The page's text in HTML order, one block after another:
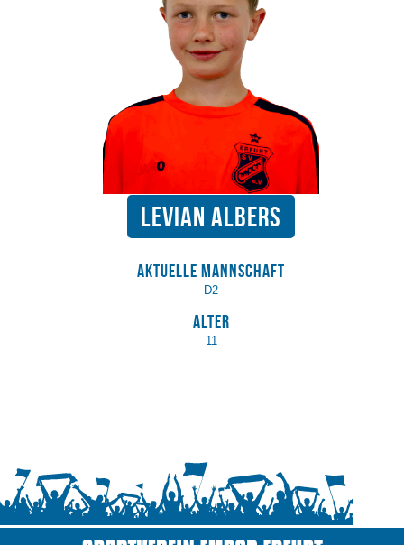
Levian Albers
Aktuelle Mannschaft
D2
Alter
11